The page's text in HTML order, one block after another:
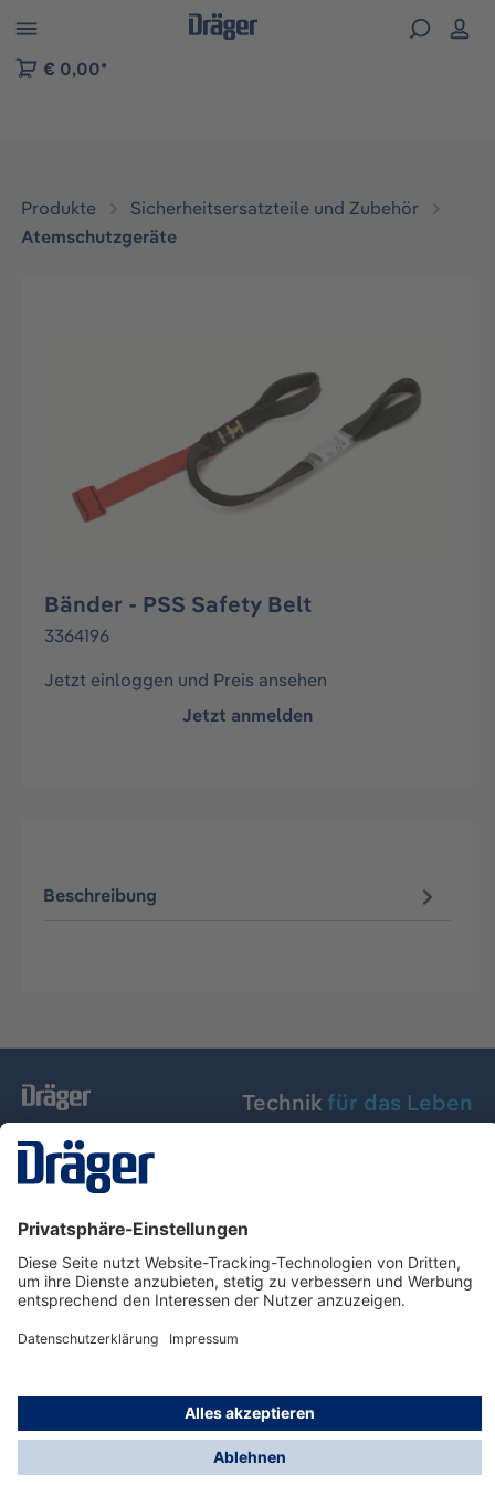
der B2B-Plattform springen
€ 0,00*
Produkte
Sicherheitsersatzteile und Zubehör
Atemschutzgeräte
Bänder - PSS Safety Belt
3364196
Jetzt einloggen und Preis ansehen
Jetzt anmelden
Beschreibung
Technik für das Leben
Dräger Austria GmbH
Über Dräger
Informationen
© Dräger Austria GmbH, 2024
* Alle Preise exkl. gesetzl. Mehrwertsteuer zzgl.
Versandkosten und ggf. Nachnahmegebühren, wenn